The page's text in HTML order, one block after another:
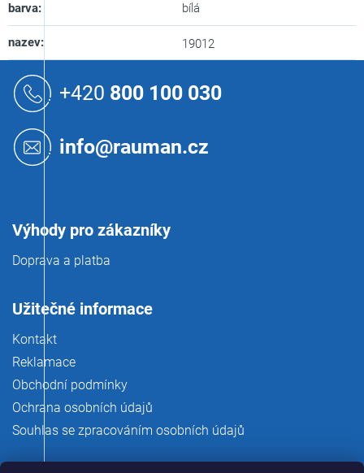
barva: bílá
nazev: 19012
+420 800 100 030
info@rauman.cz
Výhody pro zákazníky
Doprava a platba
Užitečné informace
Kontakt
Reklamace
Obchodní podmínky
Ochrana osobních údajů
Souhlas se zpracováním osobních údajů